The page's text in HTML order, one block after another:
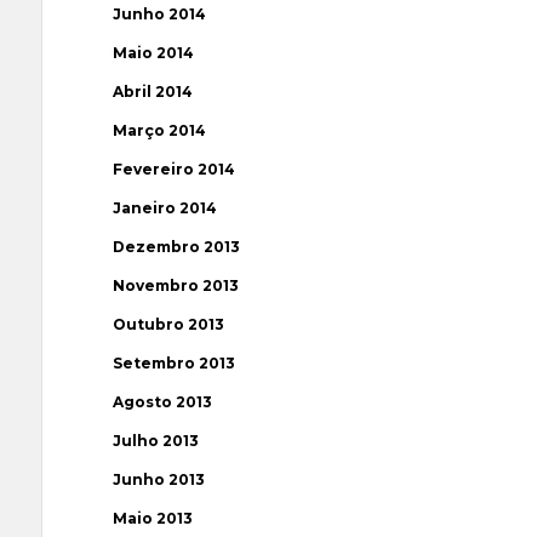
Junho 2014
Maio 2014
Abril 2014
Março 2014
Fevereiro 2014
Janeiro 2014
Dezembro 2013
Novembro 2013
Outubro 2013
Setembro 2013
Agosto 2013
Julho 2013
Junho 2013
Maio 2013